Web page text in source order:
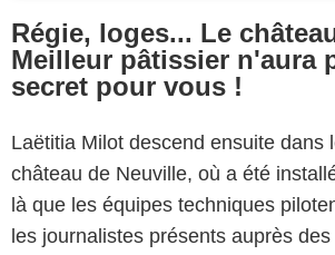
Régie, loges... Le
Meilleur pâtissier n'aura
secret pour vous !
Laëtitia Milot descend ensuite dans
château de Neuville, où a été
là que les équipes techniques
les journalistes présents auprès